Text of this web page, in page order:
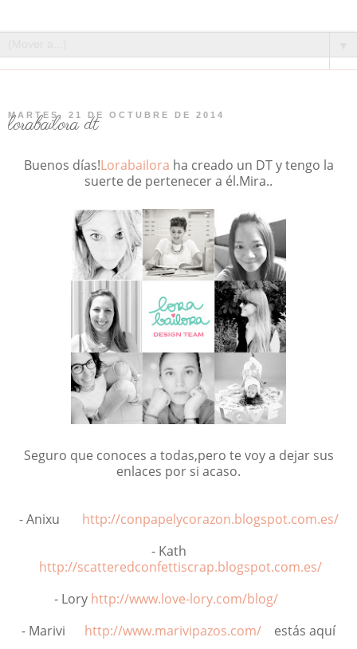
MARTES, 21 DE OCTUBRE DE 2014
lorabailora dt
Buenos días!Lorabailora ha creado un DT y tengo la
suerte de pertenecer a él.Mira..
Seguro que conoces a todas,pero te voy a dejar sus
enlaces por si acaso.
- Anixu http://conpapelycorazon.blogspot.com.es/
- Kath
http://scatteredconfettiscrap.blogspot.com.es/
- Lory http://www.love-lory.com/blog/
- Marivi http://www.marivipazos.com/ estás aquí